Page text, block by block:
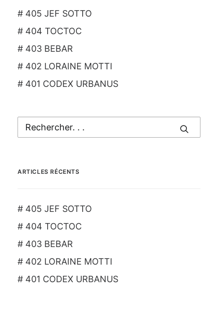
# 405 JEF SOTTO
# 404 TOCTOC
# 403 BEBAR
# 402 LORAINE MOTTI
# 401 CODEX URBANUS
ARTICLES RÉCENTS
# 405 JEF SOTTO
# 404 TOCTOC
# 403 BEBAR
# 402 LORAINE MOTTI
# 401 CODEX URBANUS